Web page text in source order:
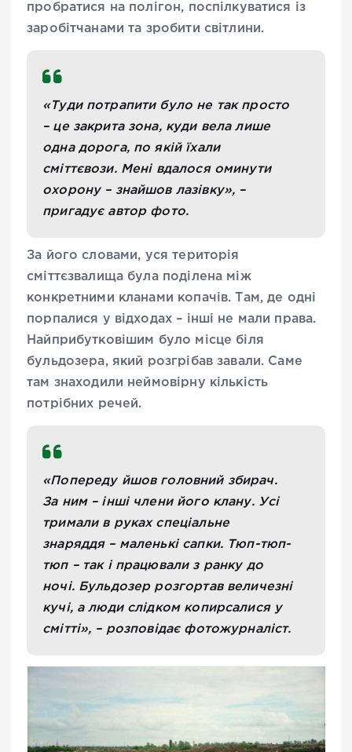
пробратися на полігон, поспілкуватися із
заробітчанами та зробити світлини.
«Туди потрапити було не так просто
– це закрита зона, куди вела лише
одна дорога, по якій їхали
сміттєвози. Мені вдалося оминути
охорону – знайшов лазівку», –
пригадує автор фото.
За його словами, уся територія
сміттєзвалища була поділена між
конкретними кланами копачів. Там, де одні
порпалися у відходах – інші не мали права.
Найприбутковішим було місце біля
бульдозера, який розгрібав завали. Саме
там знаходили неймовірну кількість
потрібних речей.
«Попереду йшов головний збирач.
За ним – інші члени його клану. Усі
тримали в руках спеціальне
знаряддя – маленькі сапки. Тюп-тюп-
тюп – так і працювали з ранку до
ночі. Бульдозер розгортав величезні
кучі, а люди слідком копирсалися у
смітті», – розповідає фотожурналіст.